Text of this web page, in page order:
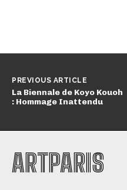
PREVIOUS ARTICLE
La Biennale de Koyo Kouoh
: Hommage Inattendu
ARTPARIS